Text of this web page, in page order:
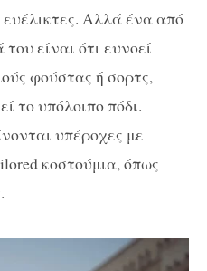
Αλλά ένα από
είναι ότι ευνοεί
φούστας ή σορτς,
το υπόλοιπο πόδι.
υπέροχες με
κοστούμια, όπως